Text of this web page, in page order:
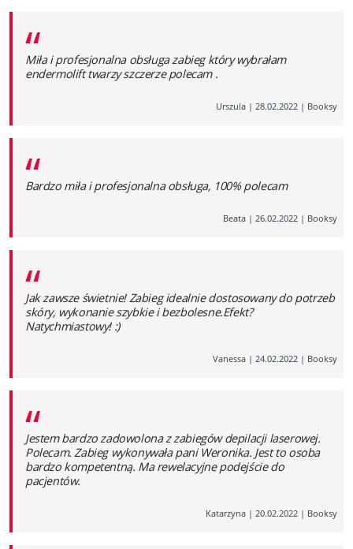
“
Miła i profesjonalna obsługa zabieg który wybrałam
endermolift twarzy szczerze polecam .
Urszula | 28.02.2022 | Booksy
“
Bardzo miła i profesjonalna obsługa, 100% polecam
Beata | 26.02.2022 | Booksy
“
Jak zawsze świetnie! Zabieg idealnie dostosowany do potrzeb
skóry, wykonanie szybkie i bezbolesne.Efekt?
Natychmiastowy! :)
Vanessa | 24.02.2022 | Booksy
“
Jestem bardzo zadowolona z zabiegów depilacji laserowej.
Polecam. Zabieg wykonywała pani Weronika. Jest to osoba
bardzo kompetentną. Ma rewelacyjne podejście do
pacjentów.
Katarzyna | 20.02.2022 | Booksy